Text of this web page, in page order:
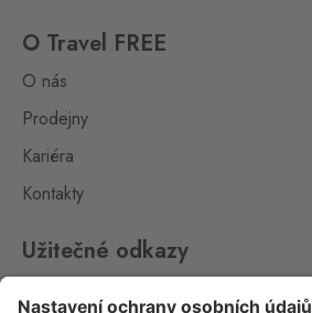
Klínovcem - Vejprty,
Petrovice 578, Petrovice,
Store
Bahratal
Petrovice 578, Petrovice,
403 37
O Travel FREE
O nás
Prodejny
Kariéra
Kontakty
Užitečné odkazy